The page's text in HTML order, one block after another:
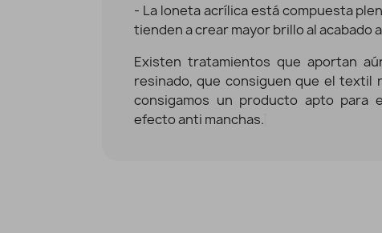
- La loneta acrílica está compuesta
tienden a crear mayor brillo al acabado
Existen tratamientos que aportan
resinado, que consiguen que el textil
consigamos un producto apto para
efecto anti manchas.